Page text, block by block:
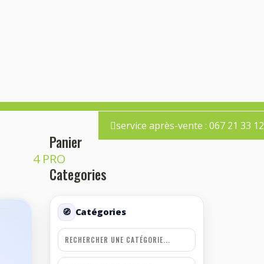
service après-vente : 067 21 33 12
4 PRO
Panier
Categories
Catégories